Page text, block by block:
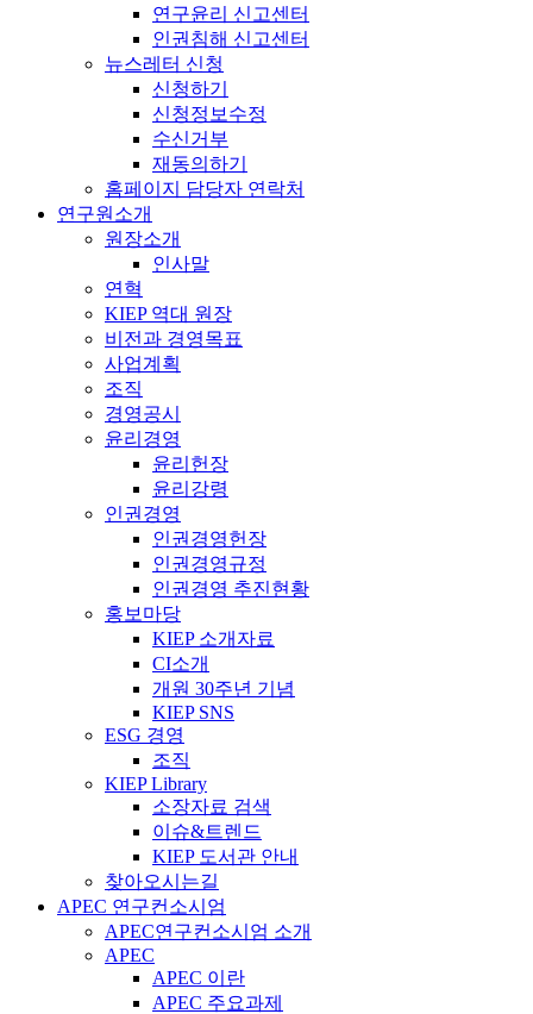
연구윤리 신고센터
인권침해 신고센터
뉴스레터 신청
신청하기
신청정보수정
수신거부
재동의하기
홈페이지 담당자 연락처
연구원소개
원장소개
인사말
연혁
KIEP 역대 원장
비전과 경영목표
사업계획
조직
경영공시
윤리경영
윤리헌장
윤리강령
인권경영
인권경영헌장
인권경영규정
인권경영 추진현황
홍보마당
KIEP 소개자료
CI소개
개원 30주년 기념
KIEP SNS
ESG 경영
조직
KIEP Library
소장자료 검색
이슈&트렌드
KIEP 도서관 안내
찾아오시는길
APEC 연구컨소시엄
APEC연구컨소시엄 소개
APEC
APEC 이란
APEC 주요과제